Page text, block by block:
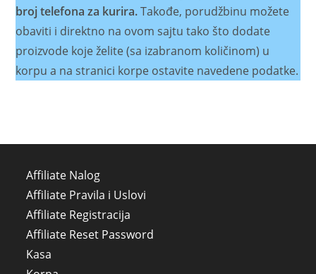
broj telefona za kurira.Takođe, porudžbinu možete
obaviti i direktno na ovom sajtu tako što dodate
proizvode koje želite (sa izabranom količinom) u
korpu a na stranici korpe ostavite navedene podatke.
Affiliate Nalog
Affiliate Pravila i Uslovi
Affiliate Registracija
Affiliate Reset Password
Kasa